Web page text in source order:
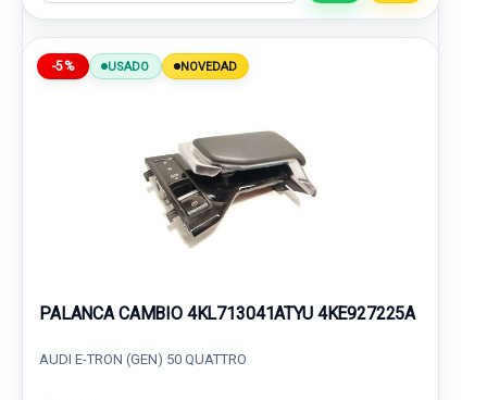
-5% USADO NOVEDAD
PALANCA CAMBIO 4KL713041ATYU 4KE927225A
AUDI E-TRON (GEN) 50 QUATTRO